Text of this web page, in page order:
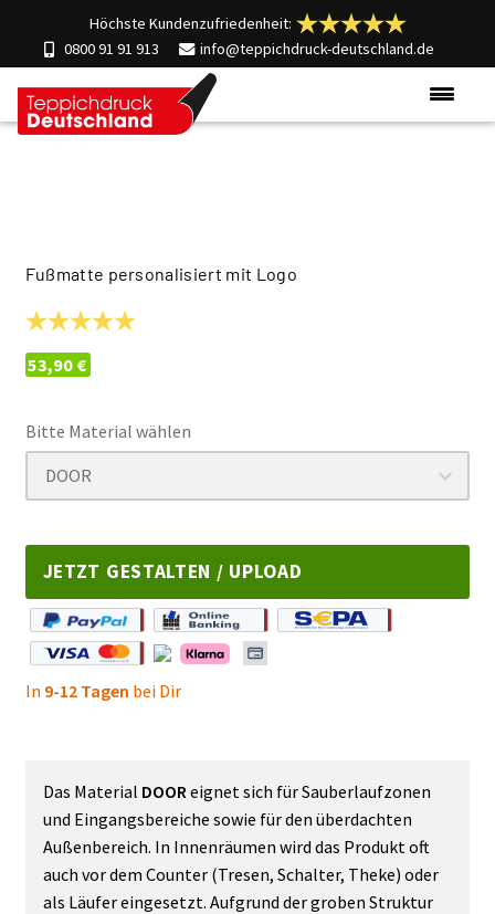
Höchste Kundenzufriedenheit:
0800 91 91 913
info@teppichdruck-deutschland.de
Das Material DOOR eignet sich für Sauberlaufzonen
und Eingangsbereiche sowie für den überdachten
Außenbereich. In Innenräumen wird das Produkt oft
auch vor dem Counter (Tresen, Schalter, Theke) oder
als Läufer eingesetzt. Aufgrund der groben Struktur
Fußmatte personalisiert mit Logo
53,90 €
In 9-12 Tagen bei Dir
JETZT GESTALTEN / UPLOAD